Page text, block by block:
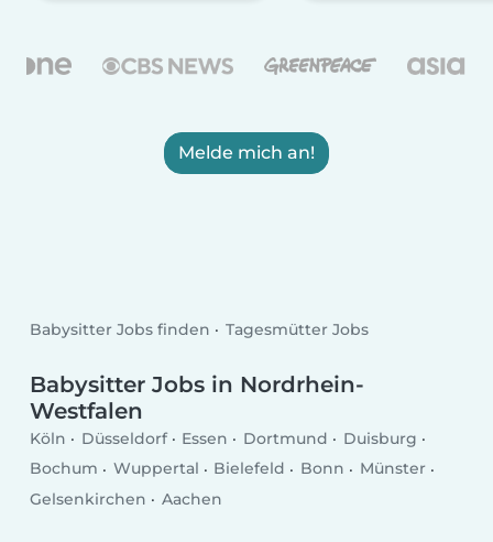
Melde mich an!
Babysitter Jobs finden Tagesmütter Jobs
Babysitter Jobs in Nordrhein-
Westfalen
Köln Düsseldorf Essen Dortmund
Duisburg
Bochum
Wuppertal Bielefeld Bonn
Münster
Gelsenkirchen
Aachen